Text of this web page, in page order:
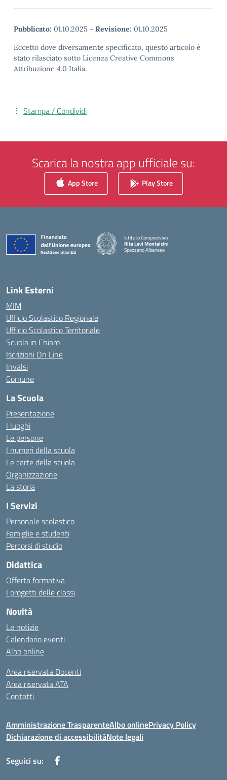
Pubblicato: 01.10.2025 - Revisione: 01.10.2025
Eccetto dove diversamente specificato, questo articolo è
stato rilasciato sotto Licenza Creative Commons
Attribuzione 4.0 Italia.
Stampa / Condividi
Scarica la nostra app ufficiale su:
App Store Play Store
Istituto Comprensivo
Rita Levi Montalcini
Spezzano Albanese
— Visita la pagina iniziale della scuola
Link Esterni
MIM
Ufficio Scolastico Regionale
Ufficio Scolastico Territoriale
Scuola in Chiaro
Iscrizioni On Line
Invalsi
Comune
La Scuola
Presentazione
I luoghi
Le persone
I numeri della scuola
Le carte della scuola
Organizzazione
La storia
I Servizi
Personale scolastico
Famiglie e studenti
Percorsi di studio
Didattica
Offerta formativa
I progetti delle classi
Novità
Le notizie
Calendario eventi
Albo online
Area riservata Docenti
Area riservata ATA
Contatti
Amministrazione TrasparenteAlbo onlinePrivacy Policy
Dichiarazione di accessibilitàNote legali
Seguici su: